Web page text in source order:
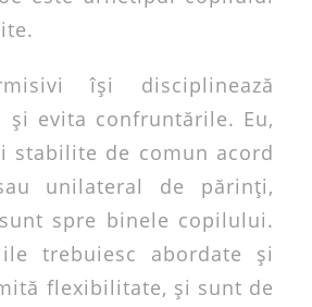
îşi disciplinează
şi evita confruntările. Eu,
stabilite de comun acord
unilateral de părinţi,
spre binele copilului.
trebuiesc abordate şi
flexibilitate, şi sunt de